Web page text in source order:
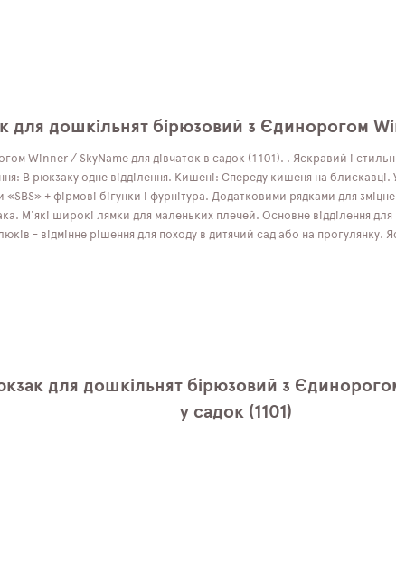
дошкільнят бірюзовий з Єдинорогом
Winner / SkyName для дівчаток в садок (1101). . Яскравий і
В рюкзаку одне відділення. Кишені: Спереду кишеня на
«SBS» + фірмові бігунки і фурнітура. Додатковими рядками для
М'які широкі лямки для маленьких плечей. Основне відділення
- відмінне рішення для походу в дитячий сад або на прогулянку.
для дошкільнят бірюзовий з
у садок (1101)